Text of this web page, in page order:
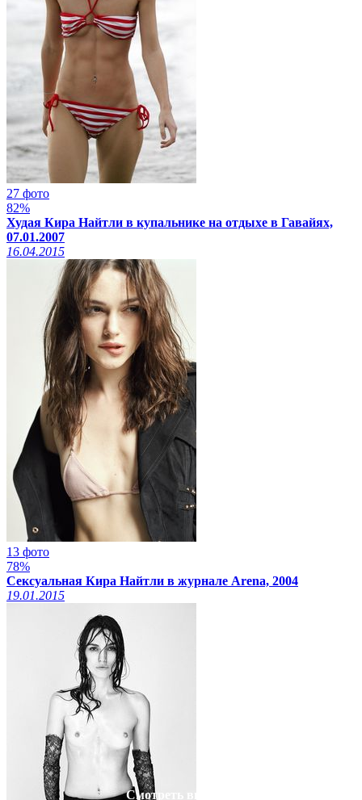
Смотреть видео на
27 фото
82%
Худая Кира Найтли в купальнике на отдыхе в Гавайях,
07.01.2007
16.04.2015
13 фото
78%
Сексуальная Кира Найтли в журнале Arena, 2004
19.01.2015